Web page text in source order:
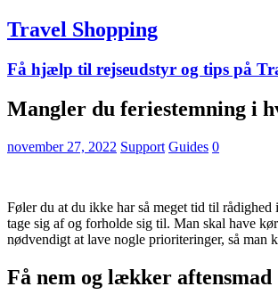
Travel Shopping
Få hjælp til rejseudstyr og tips på
Mangler du feriestemning i
november 27, 2022 Support Guides 0
Føler du at du ikke har så meget tid til
tage sig af og forholde sig til. Man skal have
nødvendigt at lave nogle prioriteringer, så man
Få nem og lækker aftensmad